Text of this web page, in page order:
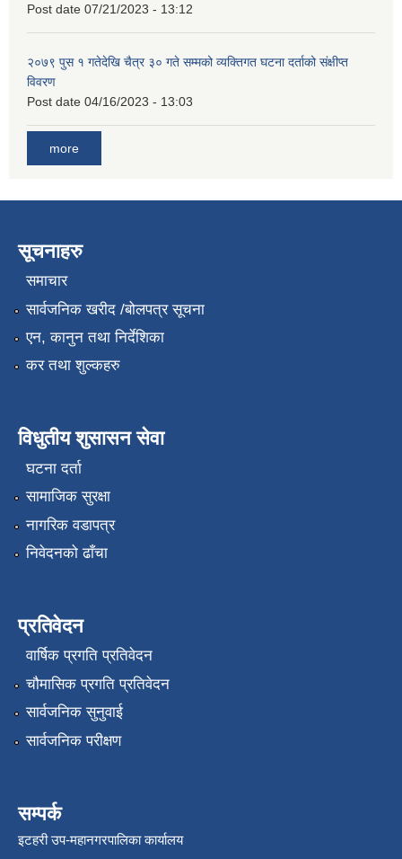
Post date 07/21/2023 - 13:12
२०७९ पुस १ गतेदेखि चैत्र ३० गते सम्मको व्यक्तिगत घटना दर्ताको संक्षीप्त
विवरण
Post date 04/16/2023 - 13:03
more
सूचनाहरु
समाचार
सार्वजनिक खरीद /बोलपत्र सूचना
एन, कानुन तथा निर्देशिका
कर तथा शुल्कहरु
विधुतीय शुसासन सेवा
घटना दर्ता
सामाजिक सुरक्षा
नागरिक वडापत्र
निवेदनको ढाँचा
प्रतिवेदन
वार्षिक प्रगति प्रतिवेदन
चौमासिक प्रगति प्रतिवेदन
सार्वजनिक सुनुवाई
सार्वजनिक परीक्षण
सम्पर्क
इटहरी उप-महानगरपालिका कार्यालय